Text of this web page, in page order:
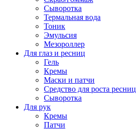
Сыворотка
Термальная вода
Тоник
Эмульсия
Мезороллер
Для глаз и ресниц
Гель
Кремы
Маски и патчи
Средство для роста ресниц
Сыворотка
Для рук
Кремы
Патчи